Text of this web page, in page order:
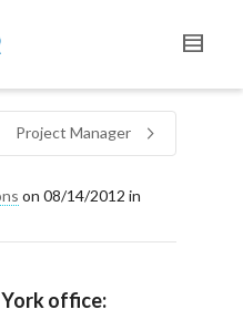
Project Manager
on 08/14/2012 in
York office: